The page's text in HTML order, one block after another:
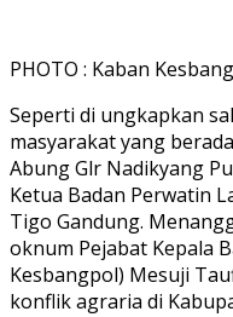
PHOTO : Kaban
Seperti di ungkapkan
masyarakat yang
Abung Glr Nadikyang
Ketua Badan Perwatin
Tigo Gandung.
oknum Pejabat Kepala
Kesbangpol) Mesuji
konflik agraria di